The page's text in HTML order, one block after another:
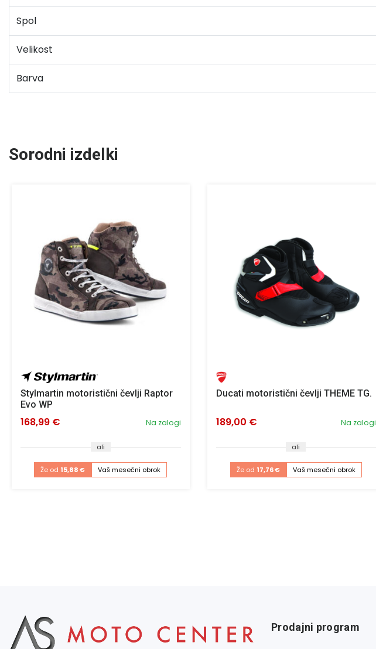
Spol
Velikost
Barva
Sorodni izdelki
Stylmartin motoristični čevlji Raptor
Evo WP
Na zalogi
168,99 €
ali
Že od 15,88 € Vaš mesečni obrok
Ducati motoristični čevlji THEME TG.
Na zalogi
189,00 €
ali
Že od 17,76 € Vaš mesečni obrok
Prodajni program